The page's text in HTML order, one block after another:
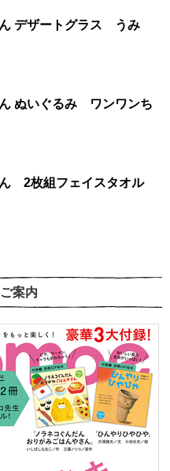
ノラネコぐんだん デザートグラス うみ
ぬいぐるみ ワンワンち
ん 2枚組フェイスタオル
案内